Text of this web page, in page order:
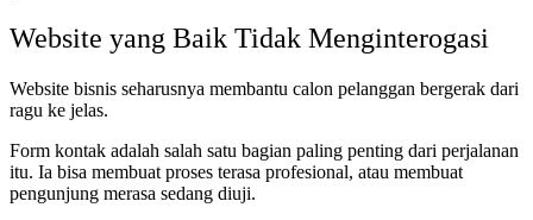
Website yang Baik Tidak Menginterogasi
Website bisnis seharusnya membantu calon pelanggan bergerak dari
ragu ke jelas.
Form kontak adalah salah satu bagian paling penting dari perjalanan
itu. Ia bisa membuat proses terasa profesional, atau membuat
pengunjung merasa sedang diuji.